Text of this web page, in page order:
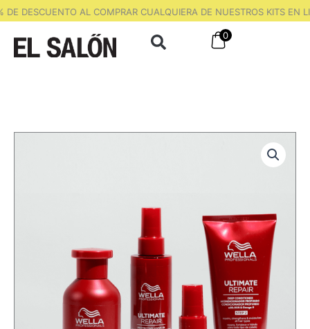
Ir
al
contenido
DESCUENTO AL COMPRAR CUALQUIERA DE NUESTROS KITS EN
0